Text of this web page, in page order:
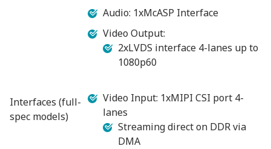
Interfaces (full-
spec models)
Audio: 1xMcASP Interface
Video Output:
2xLVDS interface 4-lanes up to
1080p60
Video Input: 1xMIPI CSI port 4-
lanes
Streaming direct on DDR via
DMA